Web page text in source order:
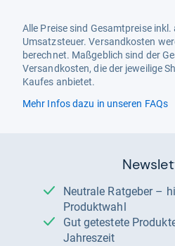
Alle Preise sind Gesamtpreise
Umsatzsteuer. Versandkosten
berechnet. Maßgeblich sind der
Versandkosten, die der jeweilige
Kaufes anbietet.
Mehr Infos dazu in unseren FAQs
Neutrale Ratgeber – hilfreich für Ihre
Produktwahl
Gut getestete Produkte – passend zur
Jahreszeit